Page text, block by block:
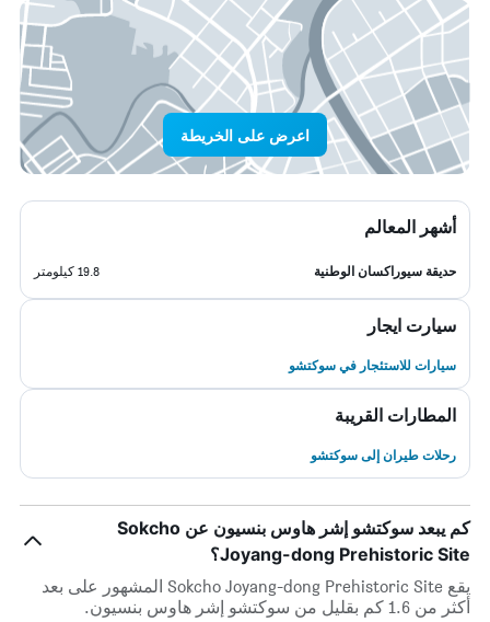
اعرض على الخريطة
أشهر المعالم
حديقة سيوراكسان الوطنية 19.8 كيلومتر
سيارت ايجار
سيارات للاستئجار في سوكتشو
المطارات القريبة
رحلات طيران إلى سوكتشو
كم يبعد سوكتشو إشر هاوس بنسيون عن Sokcho
Joyang-dong Prehistoric Site؟
يقع Sokcho Joyang-dong Prehistoric Site المشهور على بعد
أكثر من 1.6 كم بقليل من سوكتشو إشر هاوس بنسيون.